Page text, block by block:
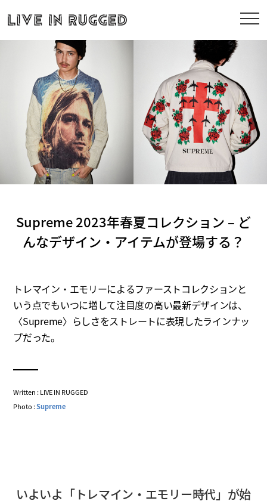
Supreme 2023年春夏コレクション – ど
んなデザイン・アイテムが登場する？
トレマイン・エモリーによるファーストコレクションと
いう点でもいつに増して注目度の高い最新デザインは、
〈Supreme〉らしさをストレートに表現したラインナッ
プだった。
Written : LIVE IN RUGGED
Photo :Supreme
いよいよ「トレマイン・エモリー時代」が始